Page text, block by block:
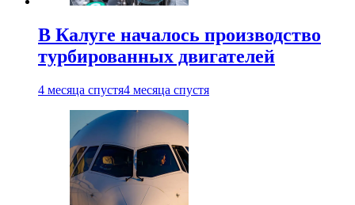
В Калуге началось производство
турбированных двигателей
4 месяца спустя4 месяца спустя